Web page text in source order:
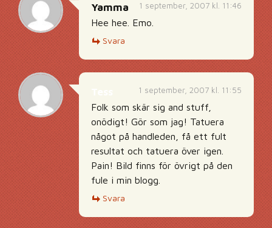
1 september, 2007 kl. 11:46
Yamma
Hee hee. Emo.
Svara
1 september, 2007 kl. 11:55
Folk som skär sig and stuff,
onödigt! Gör som jag! Tatuera
något på handleden, få ett fult
resultat och tatuera över igen.
Pain! Bild finns för övrigt på den
fule i min blogg.
Svara